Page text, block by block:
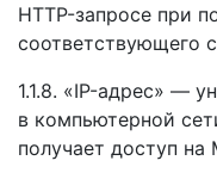
HTTP-запросе при
соответствующего
1.1.8. «IP-адрес» —
в компьютерной
получает доступ